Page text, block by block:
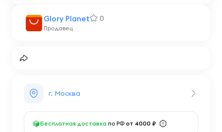
Glory Planet 0
Продавец
г. Москва
Бесплатная доставка по РФ от 4000 ₽